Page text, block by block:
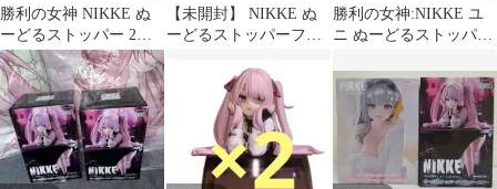
勝利の女神 NIKKE ぬ
ーどるストッパー 2個
セット
【未開封】 NIKKE ぬ
ーどるストッパーフィ
勝利の女神:NIKKE ユ
ニ ぬーどるストッパー